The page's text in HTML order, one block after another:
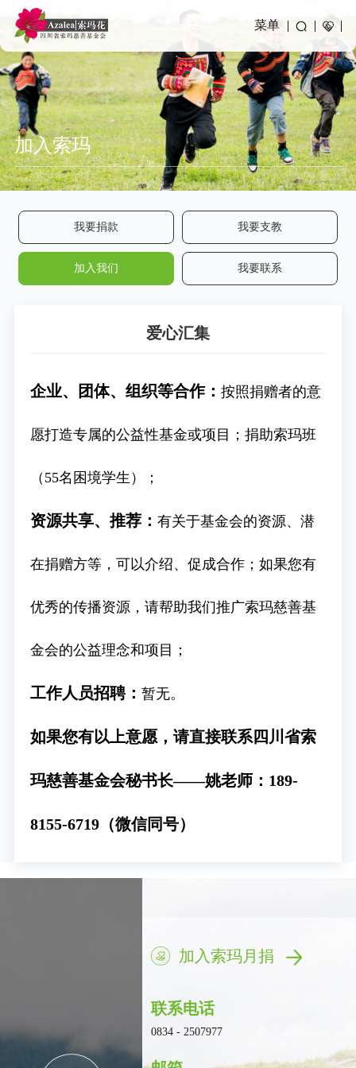
菜单
加入索玛
我要捐款 我要支教
加入我们 我要联系
爱心汇集
企业、团体、组织等合作： 按照捐赠者的意
愿打造专属的公益性基金或项目；捐助索玛班
（55名困境学生）；
资源共享、推荐： 有关于基金会的资源、潜
在捐赠方等，可以介绍、促成合作； 如果您有
优秀的传播资源，请帮助我们推广索玛慈善基
金会的公益理念和项目；
工作人员招聘： 暂无。
如果您有以上意愿，请直接联系四川省索
玛慈善基金会秘书长——姚老师：189-
8155-6719（微信同号）
加入索玛月捐
联系电话
0834 - 2507977